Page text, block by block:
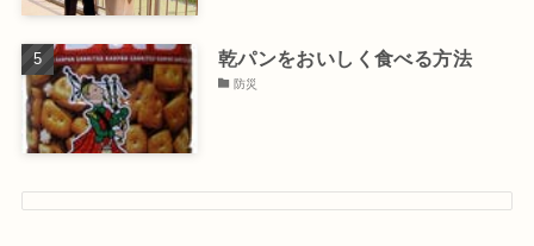
乾パンをおいしく食べる方法
防災